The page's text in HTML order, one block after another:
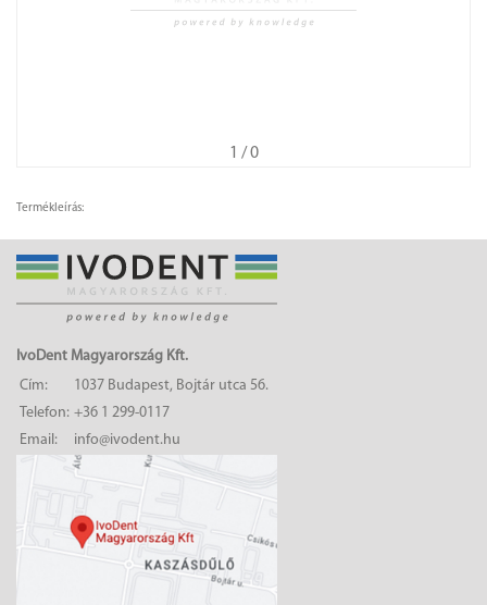
1 / 0
Termékleírás:
IvoDent Magyarország Kft.
Cím:
1037 Budapest, Bojtár utca 56.
Telefon: +36 1 299-0117
Email:
info@ivodent.hu